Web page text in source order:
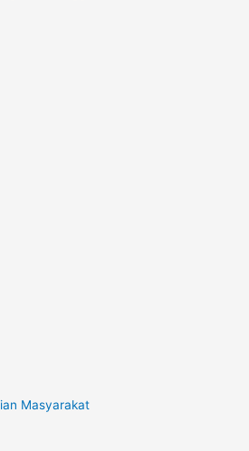
Masyarakat